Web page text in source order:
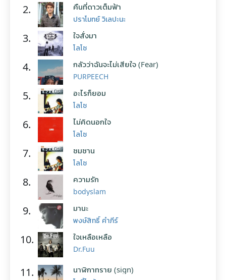
2. คืนที่ดาวเต็มฟ้า
ปราโมทย์ วิเลปะนะ
3. ใจสั่งมา
โลโซ
4. กลัวว่าฉันจะไม่เสียใจ (Fear)
PURPEECH
5. อะไรก็ยอม
โลโซ
6. ไม่คิดนอกใจ
โลโซ
7. ซมซาน
โลโซ
8. ความรัก
bodyslam
9. มานะ
พงษ์สิทธิ์ คำภีร์
10. ใจเหลือเหลือ
Dr.Fuu
11. นาฬิกาทราย (sign)